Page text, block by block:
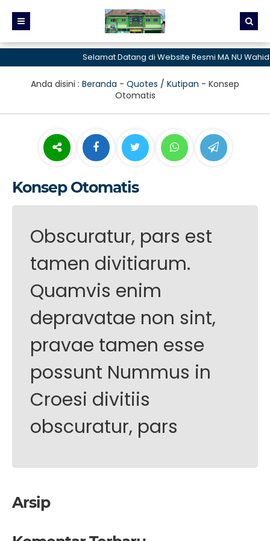
Selamat Datang di Website Resmi MA NU
Anda disini : Beranda - Quotes / Kutipan - Konsep
Otomatis
Konsep Otomatis
Obscuratur, pars est
tamen divitiarum.
Quamvis enim
depravatae non sint,
pravae tamen esse
possunt Nummus in
Croesi divitiis
obscuratur, pars
Arsip